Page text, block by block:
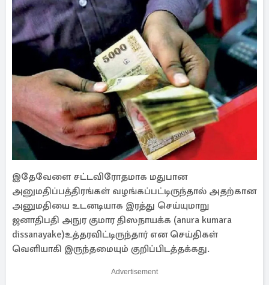
இதேவேளை சட்டவிரோதமாக மதுபான
அனுமதிப்பத்திரங்கள் வழங்கப்பட்டிருந்தால் அதற்கான
அனுமதியை உடனடியாக இரத்து செய்யுமாறு
ஜனாதிபதி அநுர குமார திஸநாயக்க (anura kumara
dissanayake)உத்தரவிட்டிருந்தார் என செய்திகள்
வெளியாகி இருந்தமையும் குறிப்பிடத்தக்கது.
Advertisement